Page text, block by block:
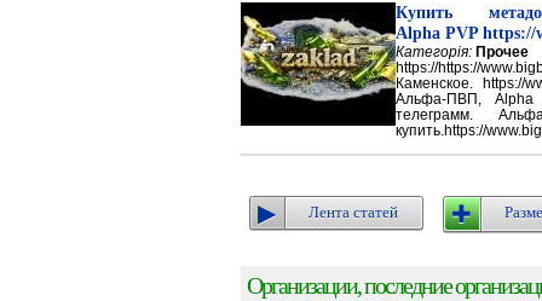
Купить
Alpha PVP https://
Категорія: Прочее
https://https://
Каменское. https://
Альфа-ПВП, Alpha
телеграмм.
купить.https://
Лента статей
Организации, последние